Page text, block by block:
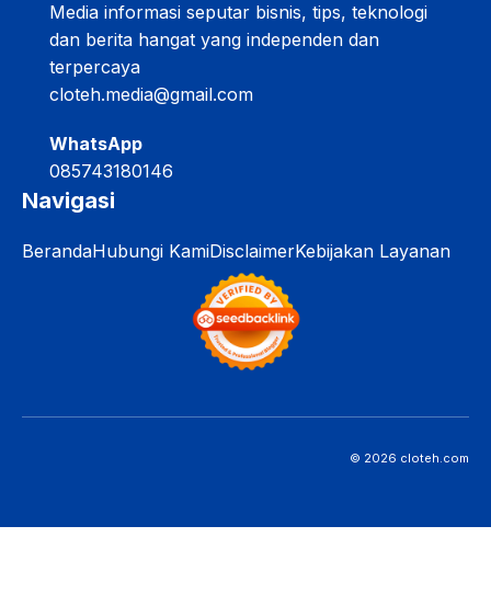
Media informasi seputar bisnis, tips, teknologi
dan berita hangat yang independen dan
terpercaya
cloteh.media@gmail.com
WhatsApp
085743180146
Navigasi
BerandaHubungi KamiDisclaimerKebijakan Layanan
© 2026 cloteh.com